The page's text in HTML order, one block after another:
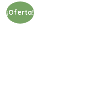
¡Oferta!